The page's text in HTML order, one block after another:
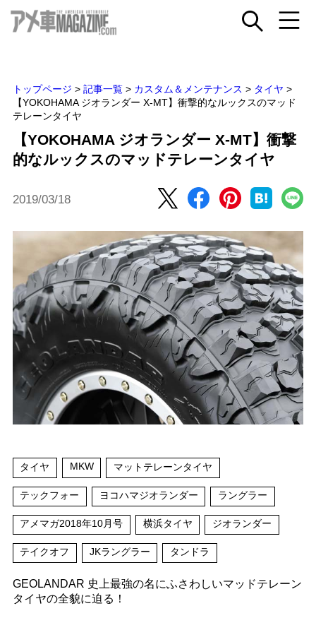
トップページ > 記事一覧 > カスタム＆メンテナンス > タイヤ >
【YOKOHAMA ジオランダー X-MT】衝撃的なルックスのマッド
テレーンタイヤ
【YOKOHAMA ジオランダー X-MT】衝撃
的なルックスのマッドテレーンタイヤ
2019/03/18
タイヤ MKW マットテレーンタイヤ
テックフォー ヨコハマジオランダー ラングラー
アメマガ2018年10月号 横浜タイヤ ジオランダー
テイクオフ JKラングラー タンドラ
GEOLANDAR 史上最強の名にふさわしいマッドテレーン
タイヤの全貌に迫る！